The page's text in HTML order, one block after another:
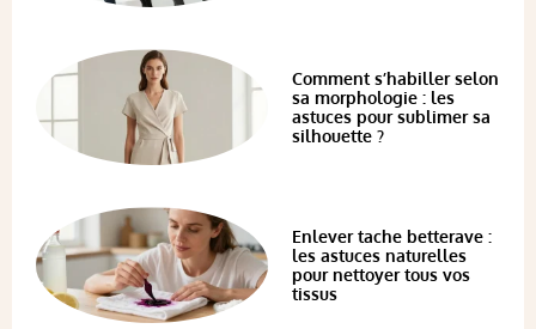
Comment s’habiller selon
sa morphologie : les
astuces pour sublimer sa
silhouette ?
Enlever tache betterave :
les astuces naturelles
pour nettoyer tous vos
tissus